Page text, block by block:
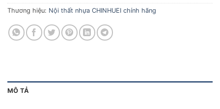
Thương hiệu: Nội thất nhựa CHINHUEI chính hãng
MÔ TẢ